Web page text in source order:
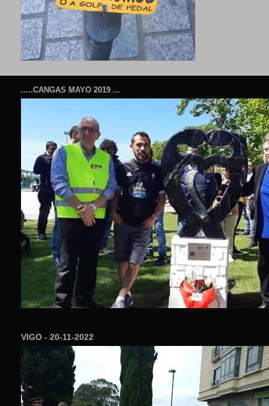
.....CANGAS MAYO 2019 ...
VIGO - 20-11-2022